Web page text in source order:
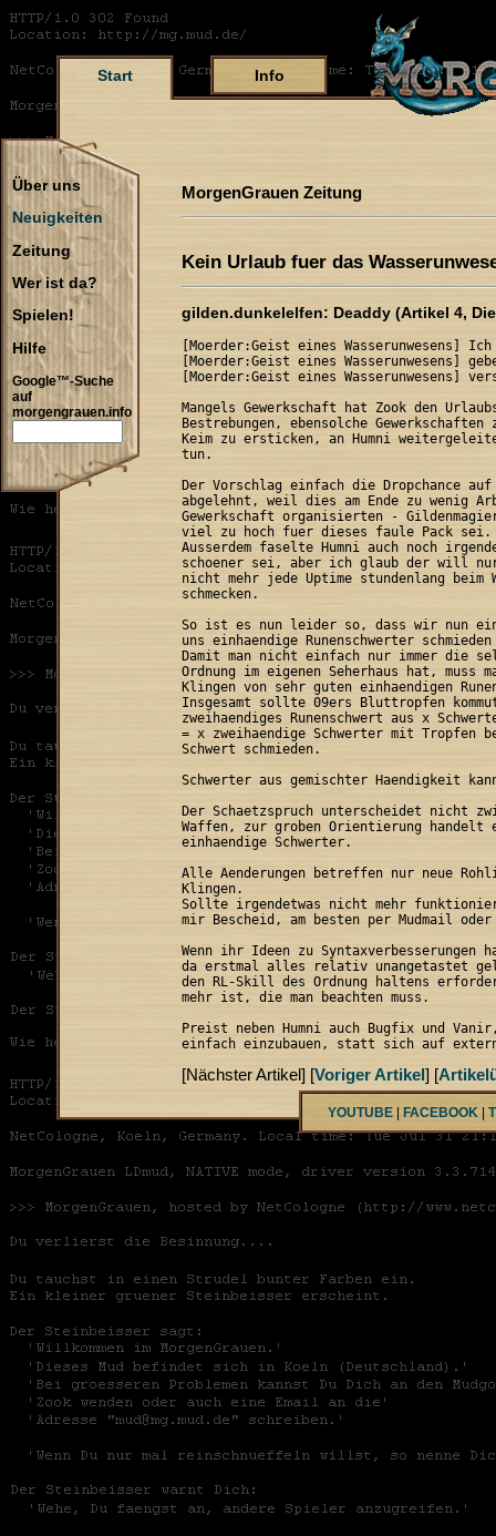
Start Info
Über uns
Neuigkeiten
Zeitung
Wer ist da?
Spielen!
Hilfe
Google™-Suche
auf
morgengrauen.info
MorgenGrauen Zeitung
Kein Urlaub fuer das
gilden.dunkelelfen: Deaddy (Artikel 4,
[Moerder:Geist eines Wasserunwesens]
[Moerder:Geist eines Wasserunwesens]
[Moerder:Geist eines Wasserunwesens]
Mangels Gewerkschaft hat Zook den
Bestrebungen, ebensolche
Keim zu ersticken, an Humni
tun.
Der Vorschlag einfach die Dropchance
abgelehnt, weil dies am Ende zu wenig
Gewerkschaft organisierten -
viel zu hoch fuer dieses faule Pack sei.
Ausserdem faselte Humni auch noch
schoener sei, aber ich glaub der will
nicht mehr jede Uptime stundenlang beim
schmecken.
So ist es nun leider so, dass wir nun
uns einhaendige Runenschwerter
Damit man nicht einfach nur immer die
Ordnung im eigenen Seherhaus hat, muss
Klingen von sehr guten einhaendigen
Insgesamt sollte 09ers Bluttropfen
zweihaendiges Runenschwert aus x
= x zweihaendige Schwerter mit Tropfen
Schwert schmieden.
Schwerter aus gemischter Haendigkeit
Der Schaetzspruch unterscheidet nicht
Waffen, zur groben Orientierung
einhaendige Schwerter.
Alle Aenderungen betreffen nur neue
Klingen.
Sollte irgendetwas nicht mehr
mir Bescheid, am besten per Mudmail
Wenn ihr Ideen zu
da erstmal alles relativ unangetastet
den RL-Skill des Ordnung haltens
mehr ist, die man beachten muss.
Preist neben Humni auch Bugfix und
einfach einzubauen, statt sich auf
[Nächster Artikel] [Voriger Artikel] [
YOUTUBE FACEBOOK